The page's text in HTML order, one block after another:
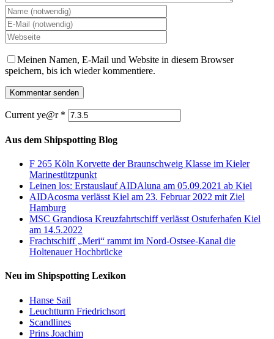
Meinen Namen, E-Mail und Website in diesem Browser
speichern, bis ich wieder kommentiere.
Current ye@r *
Aus dem Shipspotting Blog
F 265 Köln Korvette der Braunschweig Klasse im Kieler
Marinestützpunkt
Leinen los: Erstauslauf AIDAluna am 05.09.2021 ab Kiel
AIDAcosma verlässt Kiel am 23. Februar 2022 mit Ziel
Hamburg
MSC Grandiosa Kreuzfahrtschiff verlässt Ostuferhafen Kiel
am 14.5.2022
Frachtschiff „Meri“ rammt im Nord-Ostsee-Kanal die
Holtenauer Hochbrücke
Neu im Shipspotting Lexikon
Hanse Sail
Leuchtturm Friedrichsort
Scandlines
Prins Joachim